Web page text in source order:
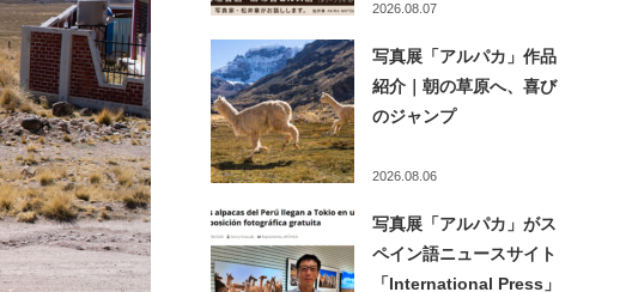
2026.08.07
写真展「アルパカ」作品
紹介｜朝の草原へ、喜び
のジャンプ
2026.08.06
写真展「アルパカ」がス
ペイン語ニュースサイト
「International Press」